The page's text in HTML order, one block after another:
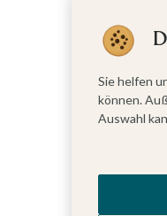
Sie helfen
können.
Auswahl